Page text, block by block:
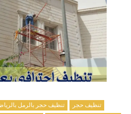
تنظيف حجر تنظيف حجر بالرمل